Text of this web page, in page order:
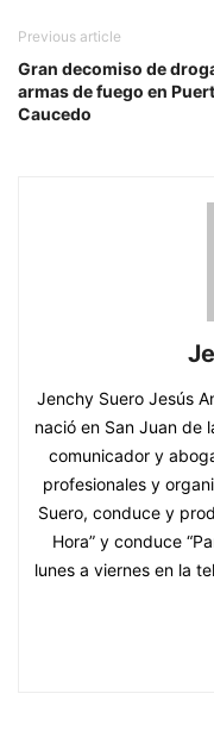
Previous article
Gran decomiso de
armas de fuego en
Caucedo
Jenchy Suero Jesús
nació en San Juan de
comunicador y
profesionales y
Suero, conduce y
Hora” y conduce
lunes a viernes en la